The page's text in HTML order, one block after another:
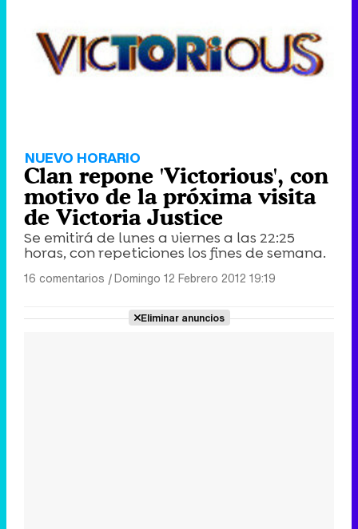
NUEVO HORARIO
Clan repone 'Victorious', con
motivo de la próxima visita
de Victoria Justice
Se emitirá de lunes a viernes a las 22:25
horas, con repeticiones los fines de semana.
16 comentarios |Domingo 12 Febrero 2012 19:19
Eliminar anuncios